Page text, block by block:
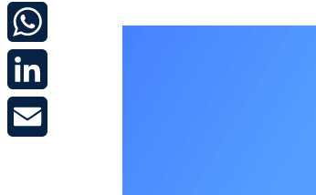
Twitter
WhatsApp
LinkedIn